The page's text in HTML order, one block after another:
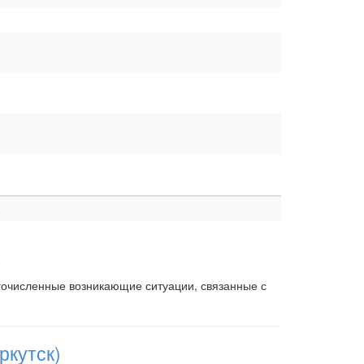
возникающие ситуации, связанные с